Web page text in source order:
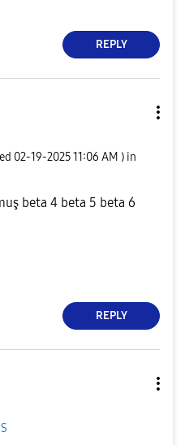
REPLY
‎02-19-202511:06 AM ) in
beta 4 beta 5 beta 6
REPLY